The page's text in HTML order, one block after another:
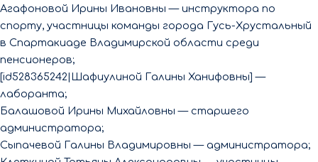
Агафоновой Ирины Ивановны — инструктора по
спорту, участницы команды города Гусь-Хрустальный
в Спартакиаде Владимирской области среди
пенсионеров;
[id528365242|Шафиулиной Галины Ханифовны] —
лаборанта;
Балашовой Ирины Михайловны — старшего
администратора;
Сыпачевой Галины Владимировны — администратора;